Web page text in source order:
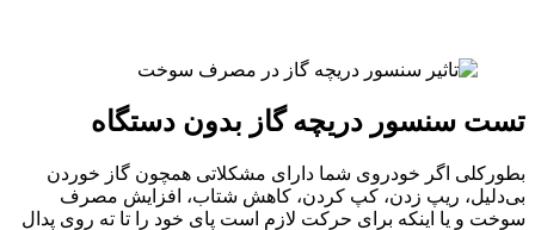
تست سنسور دریچه گاز بدون دستگاه
بطورکلی اگر خودروی شما دارای مشکلاتی همچون گاز خوردن
بی‌دلیل، ریپ زدن، کپ کردن، کاهش شتاب، افزایش مصرف
سوخت و یا اینکه برای حرکت لازم است پای خود را تا ته روی پدال